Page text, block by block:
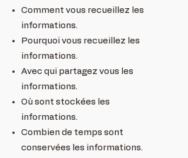
Comment vous recueillez les
informations.
Pourquoi vous recueillez les
informations.
Avec qui partagez vous les
informations.
Où sont stockées les
informations.
Combien de temps sont
conservées les informations.